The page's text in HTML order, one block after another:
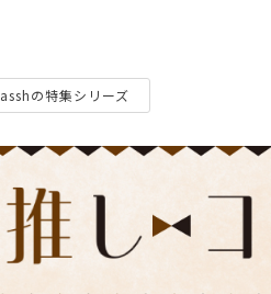
asshの特集シリーズ